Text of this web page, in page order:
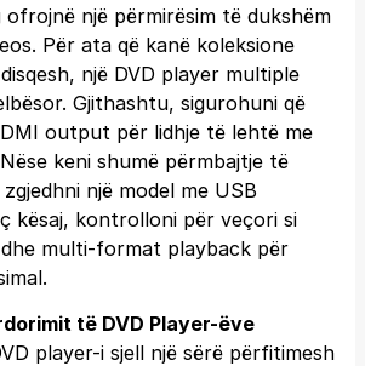
ofrojnë një përmirësim të dukshëm
Për ata që kanë koleksione
një DVD player multiple
Gjithashtu, sigurohuni që
output për lidhje të lehtë me
keni shumë përmbajtje të
një model me USB
kësaj, kontrolloni për veçori si
multi-format playback për
të DVD Player-ëve
player-i sjell një sërë përfitimesh